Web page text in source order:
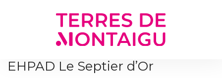
EHPAD Le Septier d’Or